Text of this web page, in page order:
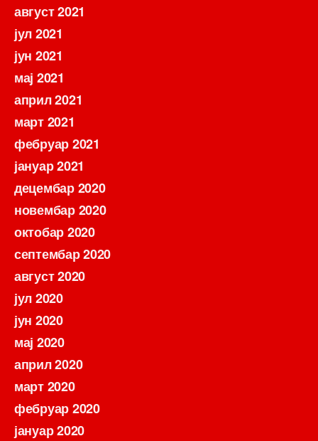
август 2021
јул 2021
јун 2021
мај 2021
април 2021
март 2021
фебруар 2021
јануар 2021
децембар 2020
новембар 2020
октобар 2020
септембар 2020
август 2020
јул 2020
јун 2020
мај 2020
април 2020
март 2020
фебруар 2020
јануар 2020